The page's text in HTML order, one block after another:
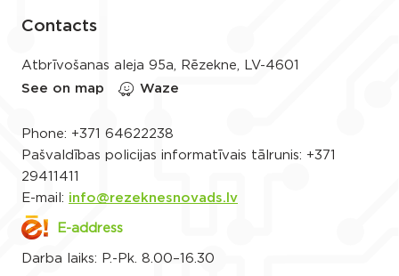
Contacts
Atbrīvošanas aleja 95a, Rēzekne, LV-4601
See on map
Waze
Phone: +371 64622238
Pašvaldības policijas informatīvais tālrunis: +371
29411411
E-mail: info@rezeknesnovads.lv
E-address
Darba laiks: P.-Pk. 8.00–16.30